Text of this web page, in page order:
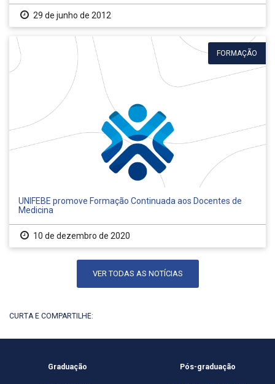
29 de junho de 2012
FORMAÇÃO
UNIFEBE promove Formação Continuada aos Docentes de
Medicina
10 de dezembro de 2020
VER TODAS AS NOTÍCIAS
CURTA E COMPARTILHE:
Graduação Pós-graduação